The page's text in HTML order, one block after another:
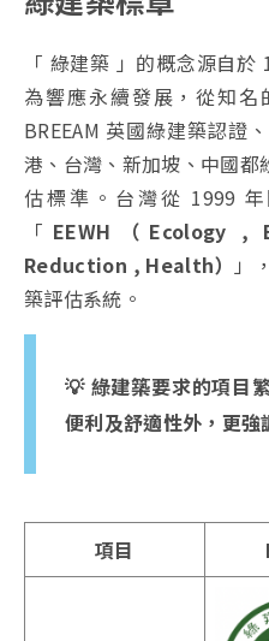
「 綠建築 」的概念源自
為響應永續發展，從知名
BREEAM 英國綠建築認證
港、台灣、新加坡、中國
估標準。 台灣從 1999
「 EEWH（Ecology ,
Reduction , Health）
」
築評估系統。
💡 綠建築要求的項目
便利及舒適性外，更強
項目